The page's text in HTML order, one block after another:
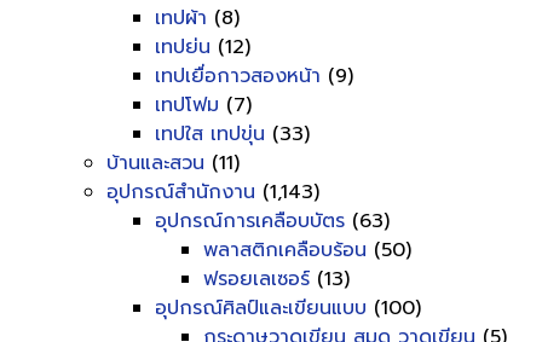
เทปผ้า (8)
เทปย่น (12)
เทปเยื่อกาวสองหน้า (9)
เทปโฟม (7)
เทปใส เทปขุ่น (33)
บ้านและสวน (11)
อุปกรณ์สำนักงาน (1,143)
อุปกรณ์การเคลือบบัตร (63)
พลาสติกเคลือบร้อน (50)
ฟรอยเลเซอร์ (13)
อุปกรณ์ศิลป์และเขียนแบบ (100)